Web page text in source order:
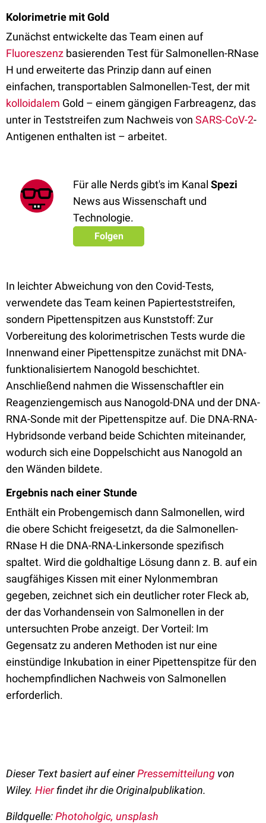
Kolorimetrie mit Gold
Zunächst entwickelte das Team einen auf
Fluoreszenz basierenden Test für Salmonellen-RNase
H und erweiterte das Prinzip dann auf einen
einfachen, transportablen Salmonellen-Test, der mit
kolloidalem Gold – einem gängigen Farbreagenz, das
unter in Teststreifen zum Nachweis von SARS-CoV-2-
Antigenen enthalten ist – arbeitet.
Für alle Nerds gibt's im Kanal Spezi
News aus Wissenschaft und
Technologie.
Folgen
In leichter Abweichung von den Covid-Tests,
verwendete das Team keinen Papierteststreifen,
sondern Pipettenspitzen aus Kunststoff: Zur
Vorbereitung des kolorimetrischen Tests wurde die
Innenwand einer Pipettenspitze zunächst mit DNA-
funktionalisiertem Nanogold beschichtet.
Anschließend nahmen die Wissenschaftler ein
Reagenziengemisch aus Nanogold-DNA und der DNA-
RNA-Sonde mit der Pipettenspitze auf. Die DNA-RNA-
Hybridsonde verband beide Schichten miteinander,
wodurch sich eine Doppelschicht aus Nanogold an
den Wänden bildete.
Ergebnis nach einer Stunde
Enthält ein Probengemisch dann Salmonellen, wird
die obere Schicht freigesetzt, da die Salmonellen-
RNase H die DNA-RNA-Linkersonde spezifisch
spaltet. Wird die goldhaltige Lösung dann z. B. auf ein
saugfähiges Kissen mit einer Nylonmembran
gegeben, zeichnet sich ein deutlicher roter Fleck ab,
der das Vorhandensein von Salmonellen in der
untersuchten Probe anzeigt. Der Vorteil: Im
Gegensatz zu anderen Methoden ist nur eine
einstündige Inkubation in einer Pipettenspitze für den
hochempfindlichen Nachweis von Salmonellen
erforderlich.
Dieser Text basiert auf einerPressemitteilung von
Wiley. Hierfindet ihr die Originalpublikation.
Bildquelle:Photoholgic, unsplash